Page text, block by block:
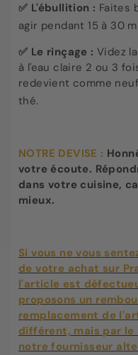
✅ L'ébullition : Faites
agir pendant 15 à 30
✅ Le rinçage : Videz
à l'eau claire 2 ou 3
redevient comme
thé.
NOTRE DEVISE :
votre écoute.
dans votre cuisine,
mieux.
Si vous ne vous
de votre achat sur
l'article est
proposons un
remplacement de
différent, mais par
notre fournisseur